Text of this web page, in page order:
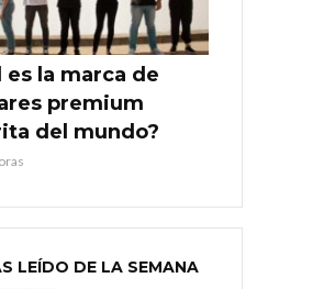
es la marca de
premium
del mundo?
LEÍDO DE LA SEMANA